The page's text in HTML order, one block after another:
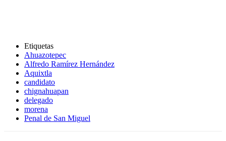
Etiquetas
Ahuazotepec
Alfredo Ramírez Hernández
Aquixtla
candidato
chignahuapan
delegado
morena
Penal de San Miguel